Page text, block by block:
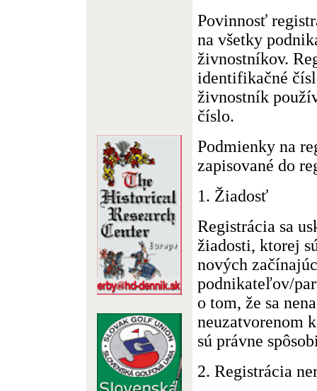
Povinnosť
na všetky
živnostníkov.
identifikačné
živnostník
číslo.
Podmienky na
zapisované do
1. Žiadosť
Registrácia sa
žiadosti, ktorej
nových
podnikateľov/
o tom, že sa
neuzatvorenom
sú právne
2. Registrácia